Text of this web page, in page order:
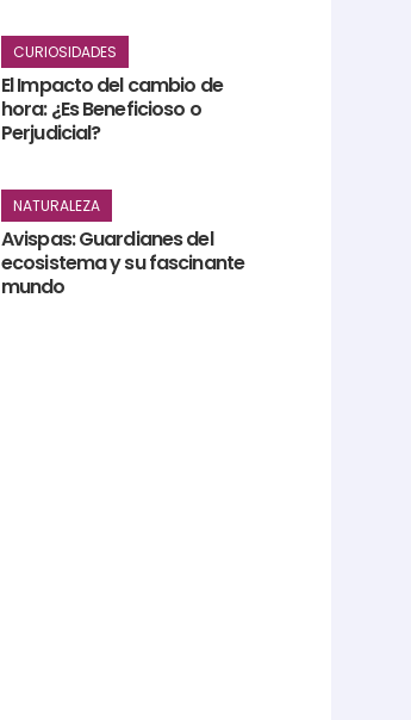
CURIOSIDADES
El Impacto del cambio de
hora: ¿Es Beneficioso o
Perjudicial?
NATURALEZA
Avispas: Guardianes del
ecosistema y su fascinante
mundo